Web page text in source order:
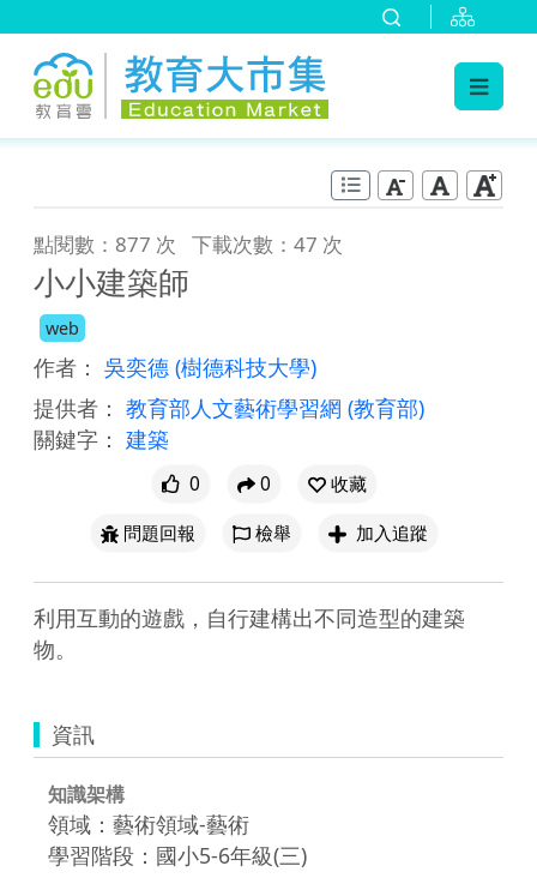
點閱數：877 次 下載次數：47 次
小小建築師
web
作者： 吳奕德 (樹德科技大學)
提供者： 教育部人文藝術學習網 (教育部)
關鍵字： 建築
0 0
收藏
問題回報
檢舉 加入追蹤
利用互動的遊戲，自行建構出不同造型的建築
物。
資訊
知識架構
領域：藝術領域-藝術
學習階段：國小5-6年級(三)